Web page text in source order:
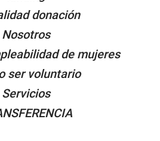
donación
Nosotros
de mujeres
ser voluntario
Servicios